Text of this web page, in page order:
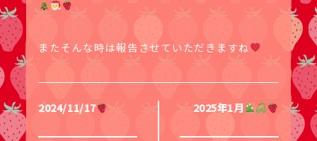
またそんな時は報告させていただきますね
2024/11/17 2025年1月